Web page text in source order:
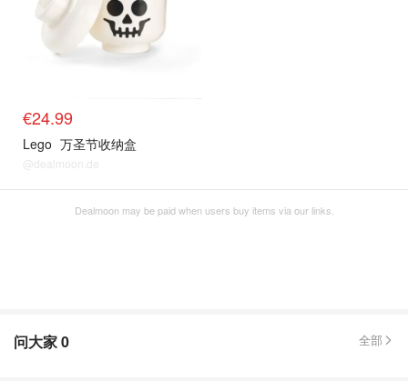
€24.99
Lego 万圣节收纳盒
@dealmoon.de
Dealmoon may be paid when users buy items via our links.
问大家0 全部